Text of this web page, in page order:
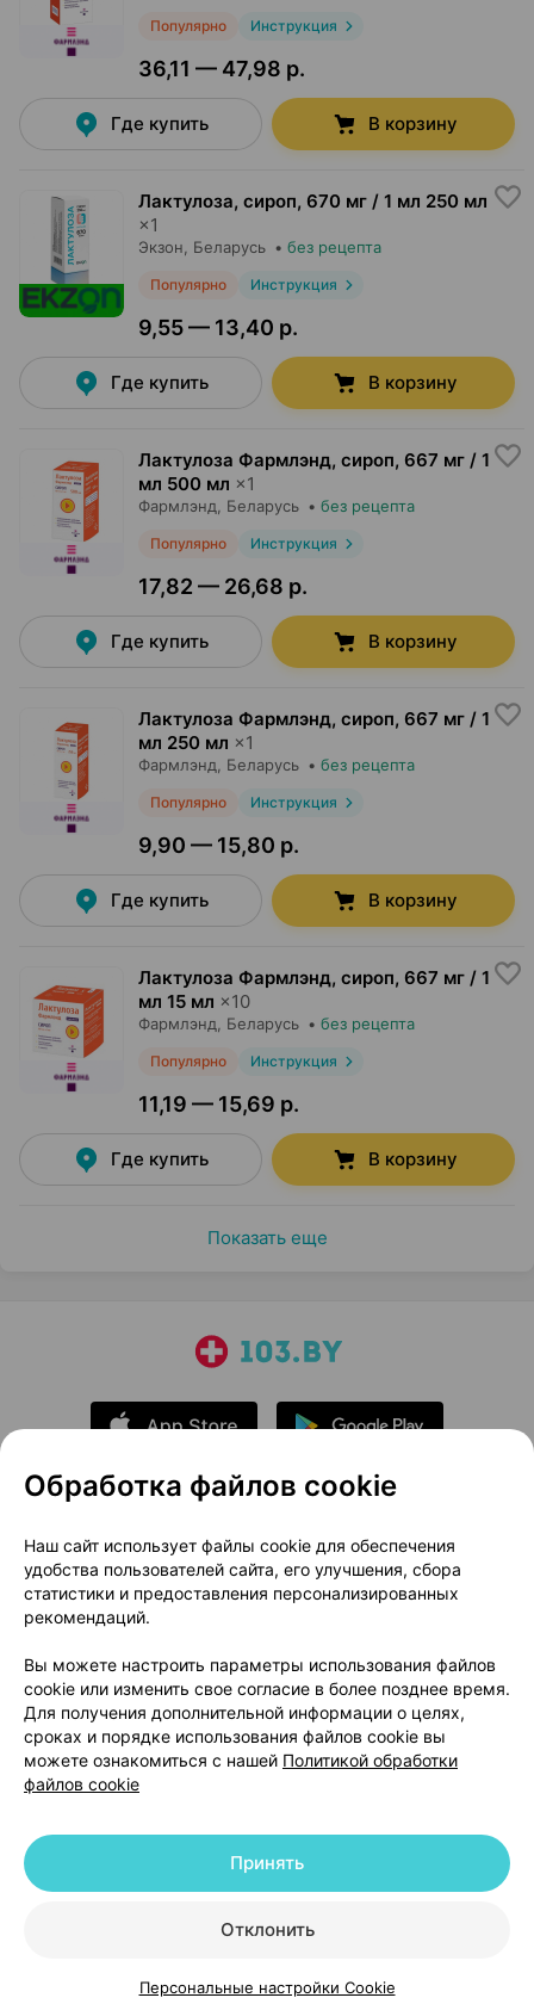
КаталогКорзинаИзбранноеПрофиль
Популярно Инструкция
36,11 — 47,98 р.
Где купить В корзину
Лактулоза, сироп, 670 мг / 1 мл 250 мл
×1
Экзон, Беларусь • без рецепта
Популярно Инструкция
9,55 — 13,40 р.
Где купить В корзину
Лактулоза Фармлэнд, сироп, 667 мг / 1
мл 500 мл ×1
Фармлэнд, Беларусь • без рецепта
Популярно Инструкция
17,82 — 26,68 р.
Где купить В корзину
Лактулоза Фармлэнд, сироп, 667 мг / 1
мл 250 мл ×1
Фармлэнд, Беларусь • без рецепта
Популярно Инструкция
9,90 — 15,80 р.
Где купить В корзину
Лактулоза Фармлэнд, сироп, 667 мг / 1
мл 15 мл ×10
Фармлэнд, Беларусь • без рецепта
Популярно Инструкция
11,19 — 15,69 р.
Где купить В корзину
Показать еще
О проекте
Новости проекта
Размещение рекламы
Медицинский маркетинг
Публичный договор
Доставка
Способы оплаты
Вакансии
Партнеры
Написать руководителю 103.by
Написать в поддержку
Персональные настройки Cookie
© 2026 ООО «Артокс Лаб», УНП 191700409 | 220012, Республика Беларусь,
+375 291212755
Обработка файлов cookie
Наш сайт использует файлы cookie для обеспечения
удобства пользователей сайта, его улучшения, сбора
статистики и предоставления персонализированных
рекомендаций.
Вы можете настроить параметры использования файлов
cookie или изменить свое согласие в более позднее время.
Для получения дополнительной информации о целях,
сроках и порядке использования файлов cookie вы
можете ознакомиться с нашей Политикой обработки
файлов cookie
Отклонить
Принять
Персональные настройки Cookie